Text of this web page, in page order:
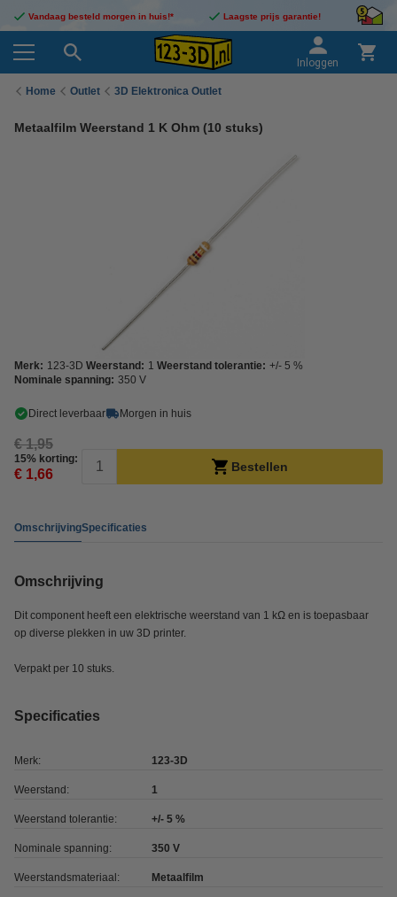
Vandaag besteld morgen in huis!* Laagste prijs garantie!
Inloggen
Home Outlet 3D Elektronica Outlet
Metaalfilm Weerstand 1 K Ohm (10 stuks)
Merk: 123-3D Weerstand: 1 Weerstand tolerantie: +/- 5 %
Nominale spanning: 350 V
Direct leverbaar Morgen in huis
€ 1,95
15% korting:
€ 1,66 Bestellen
OmschrijvingSpecificaties
Omschrijving
Dit component heeft een elektrische weerstand van 1 kΩ en is toepasbaar
op diverse plekken in uw 3D printer.
Verpakt per 10 stuks.
Specificaties
Merk: 123-3D
Weerstand: 1
Weerstand tolerantie: +/- 5 %
Nominale spanning: 350 V
Weerstandsmateriaal: Metaalfilm